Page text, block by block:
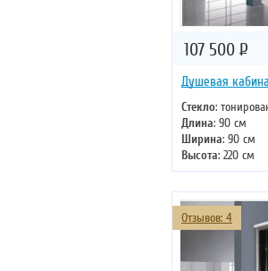
Душевая
Стекло:
Длина: 90 см
Ширина: 90 см
Высота: 220 см
Форма:
107 500 Р
Отзывов: 4